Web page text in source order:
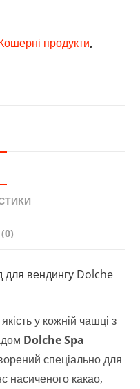
продукти,
для вендингу Dolche
у кожній чашці з
Dolche Spa
спеціально для
насиченого какао,